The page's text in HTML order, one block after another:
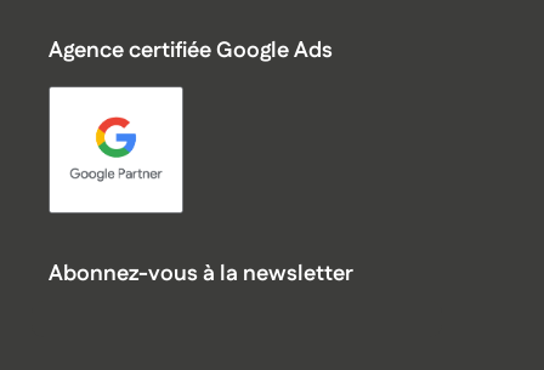
Agence certifiée Google Ads
Abonnez-vous à la newsletter